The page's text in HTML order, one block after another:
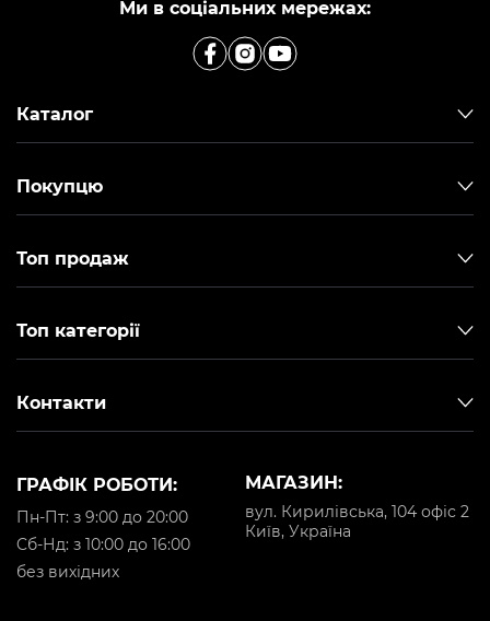
Ми в соціальних мережах:
Каталог
Покупцю
Топ продаж
Топ категорії
Контакти
МАГАЗИН:
вул. Кирилівська, 104 офіс 2
Київ, Україна
ГРАФІК РОБОТИ:
Пн-Пт: з 9:00 до 20:00
Cб-Нд: з 10:00 до 16:00
без вихідних